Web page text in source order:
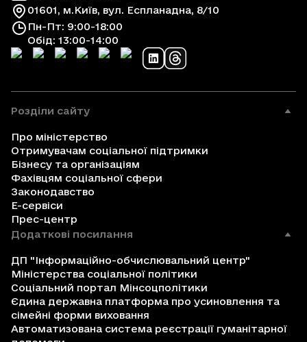
01601, м.Київ, вул. Еспланадна, 8/10
Пн-Пт: 9:00-18:00
Обід: 13:00-14:00
Розділи сайту
Про міністерство
Отримувачам соціальної підтримки
Бізнесу та організаціям
Фахівцям соціальної сфери
Законодавство
Е-сервіси
Прес-центр
Додаткові посилання
ДП "Інформаційно-обчислювальний центр"
Міністерства соціальної політики
Соціальний портал Мінсоцполітики
Єдина державна платформа про усиновлення та
сімейні форми виховання
Автоматизована система реєстрації гуманітарної